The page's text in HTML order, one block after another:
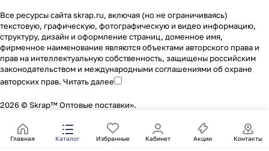
Все ресурсы сайта skrap.ru, включая (но не ограничиваясь)
текстовую, графическую, фотографическую и видео информацию,
структуру, дизайн и оформление страниц, доменное имя,
фирменное наименование являются объектами авторского права и
прав на интеллектуальную собственность, защищены российским
законодательством и международными соглашениями об охране
авторских прав. Читать далее
2026 © Skrap™ Оптовые поставки».
Главная Каталог Избранные Кабинет Акции Контакты